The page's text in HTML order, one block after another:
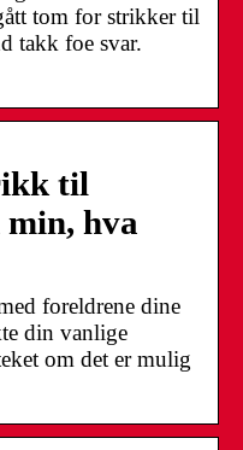
tom for strikker til
takk foe svar.
til
hva
foreldrene dine
din vanlige
om det er mulig